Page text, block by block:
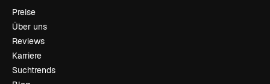
Preise
Über uns
Reviews
Karriere
Suchtrends